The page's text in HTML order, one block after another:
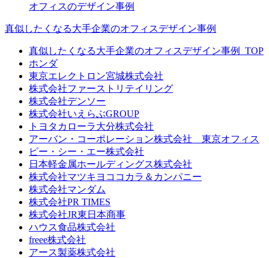
オフィスのデザイン事例
真似したくなる大手企業のオフィスデザイン事例
真似したくなる大手企業のオフィスデザイン事例_TOP
ホンダ
東京エレクトロン宮城株式会社
株式会社ファーストリテイリング
株式会社デンソー
株式会社いえらぶGROUP
トヨタカローラ大分株式会社
アーバン・コーポレーション株式会社 東京オフィス
ピー・シー・エー株式会社
日本軽金属ホールディングス株式会社
株式会社マツキヨココカラ＆カンパニー
株式会社マンダム
株式会社PR TIMES
株式会社JR東日本商事
ハウス食品株式会社
freee株式会社
アース製薬株式会社